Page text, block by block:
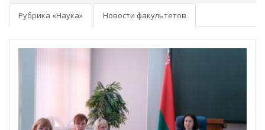
Рубрика «Наука» Новости факультетов